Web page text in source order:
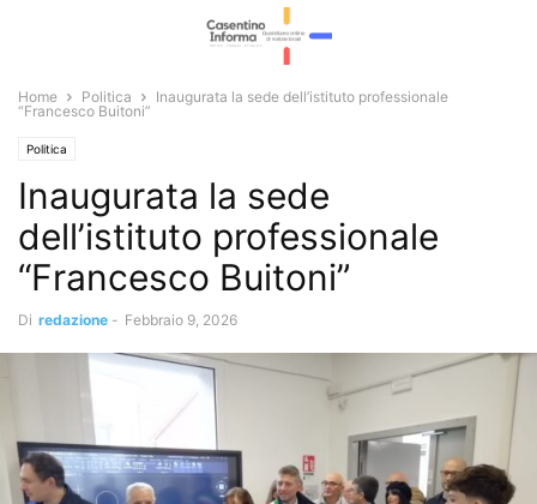
Home Politica
Inaugurata la sede dell’istituto professionale
“Francesco Buitoni”
Politica
Inaugurata la sede
dell’istituto professionale
“Francesco Buitoni”
Di redazione - Febbraio 9, 2026